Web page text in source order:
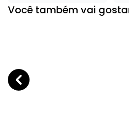
Você também vai